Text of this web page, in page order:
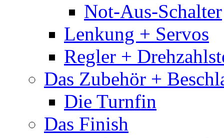
Not-Aus-Schalter
Lenkung + Servos
Regler +
Das Zubehör +
Die Turnfin
Das Finish